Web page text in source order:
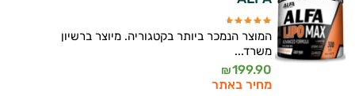
המוצר הנמכר ביותר בקטגוריה. מיוצר ברשיון
משרד...
199.90
₪
מחיר באתר